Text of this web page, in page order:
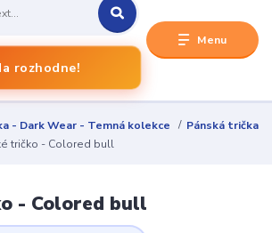
Menu
rozhodne!
- Dark Wear - Temná kolekce
Pánská trička
tričko - Colored bull
- Colored bull